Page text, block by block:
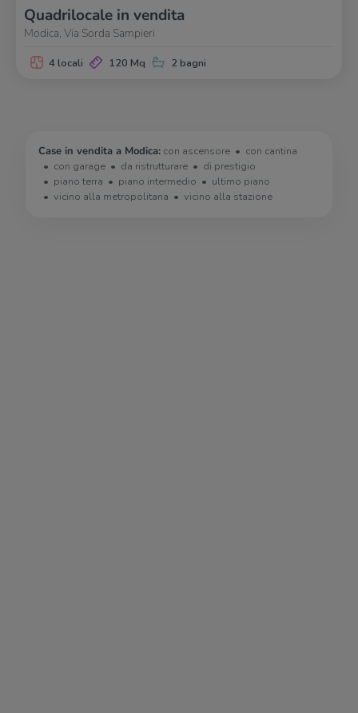
Quadrilocale in vendita
Modica, Via Sorda Sampieri
4 locali 120 Mq 2 bagni
Case in vendita a Modica: con ascensore
con cantina
con garage
da ristrutturare
di prestigio
piano terra
piano intermedio
ultimo piano
vicino alla metropolitana
vicino alla stazione